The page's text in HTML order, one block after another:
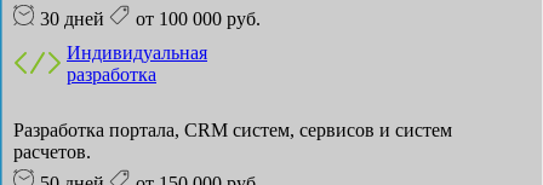
30 дней
от 100 000 руб.
Индивидуальная
разработка
Разработка портала, CRM систем, сервисов и систем
расчетов.